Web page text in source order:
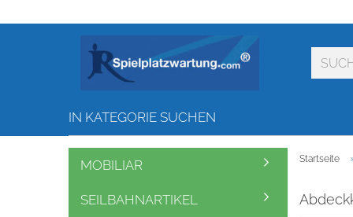
IN KATEGORIE SUCHEN
Startseite
MOBILIAR
SEILBAHNARTIKEL